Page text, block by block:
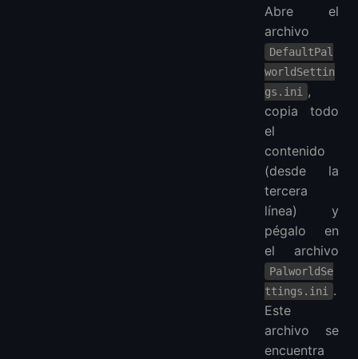
Abre el
archivo
DefaultPal
worldSettin
gs.ini
,
copia todo
el
contenido
(desde la
tercera
línea) y
pégalo en
el archivo
PalworldSe
ttings.ini
.
Este
archivo se
encuentra